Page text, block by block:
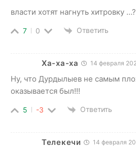
власти хотят нагнуть хитровку
7 0 Ответить
Ха-ха-ха 14 февраля
Ну, что Дурдылыев не самым
оказывается был!!!
5 -3 Ответить
Телекечи 14 февраля